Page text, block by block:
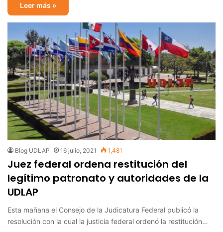
Leer más »
Blog UDLAP 16 julio, 2021 1,481
Juez federal ordena restitución del
legítimo patronato y autoridades de la
UDLAP
Esta mañana el Consejo de la Judicatura Federal publicó la
resolución con la cual la justicia federal ordenó la restitución…